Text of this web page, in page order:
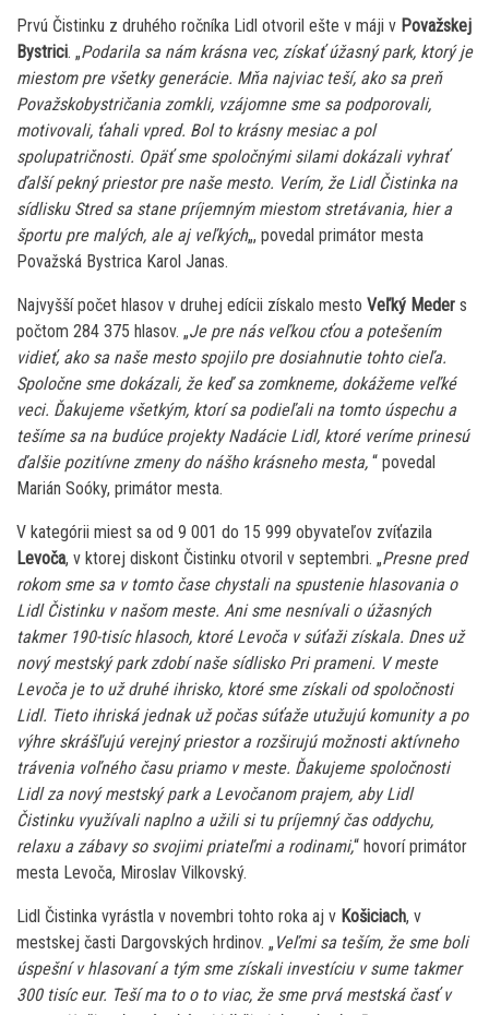
Prvú Čistinku z druhého ročníka Lidl otvoril ešte v máji v Považskej
Bystrici. „Podarila sa nám krásna vec, získať úžasný park, ktorý je
miestom pre všetky generácie. Mňa najviac teší, ako sa preň
Považskobystričania zomkli, vzájomne sme sa podporovali,
motivovali, ťahali vpred. Bol to krásny mesiac a pol
spolupatričnosti. Opäť sme spoločnými silami dokázali vyhrať
ďalší pekný priestor pre naše mesto. Verím, že Lidl Čistinka na
sídlisku Stred sa stane príjemným miestom stretávania, hier a
športu pre malých, ale aj veľkých„, povedal primátor mesta
Považská Bystrica Karol Janas.
Najvyšší počet hlasov v druhej edícii získalo mesto Veľký Meder s
počtom 284 375 hlasov. „Je pre nás veľkou cťou a potešením
vidieť, ako sa naše mesto spojilo pre dosiahnutie tohto cieľa.
Spoločne sme dokázali, že keď sa zomkneme, dokážeme veľké
veci. Ďakujeme všetkým, ktorí sa podieľali na tomto úspechu a
tešíme sa na budúce projekty Nadácie Lidl, ktoré veríme prinesú
ďalšie pozitívne zmeny do nášho krásneho mesta, “ povedal
Marián Soóky, primátor mesta.
V kategórii miest sa od 9 001 do 15 999 obyvateľov zvíťazila
Levoča, v ktorej diskont Čistinku otvoril v septembri. „Presne pred
rokom sme sa v tomto čase chystali na spustenie hlasovania o
Lidl Čistinku v našom meste. Ani sme nesnívali o úžasných
takmer 190-tisíc hlasoch, ktoré Levoča v súťaži získala. Dnes už
nový mestský park zdobí naše sídlisko Pri prameni. V meste
Levoča je to už druhé ihrisko, ktoré sme získali od spoločnosti
Lidl. Tieto ihriská jednak už počas súťaže utužujú komunity a po
výhre skrášľujú verejný priestor a rozširujú možnosti aktívneho
trávenia voľného času priamo v meste. Ďakujeme spoločnosti
Lidl za nový mestský park a Levočanom prajem, aby Lidl
Čistinku využívali naplno a užili si tu príjemný čas oddychu,
relaxu a zábavy so svojimi priateľmi a rodinami,“ hovorí primátor
mesta Levoča, Miroslav Vilkovský.
Lidl Čistinka vyrástla v novembri tohto roka aj v Košiciach, v
mestskej časti Dargovských hrdinov. „ Veľmi sa teším, že sme boli
úspešní v hlasovaní a tým sme získali investíciu v sume takmer
300 tisíc eur. Teší ma to o to viac, že sme prvá mestská časť v